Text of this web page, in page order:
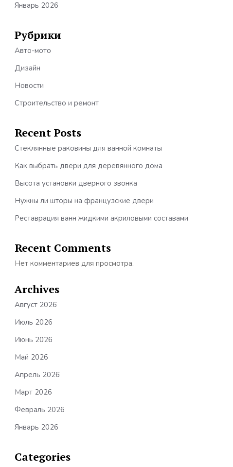
Январь 2026
Рубрики
Авто-мото
Дизайн
Новости
Строительство и ремонт
Recent Posts
Стеклянные раковины для ванной комнаты
Как выбрать двери для деревянного дома
Высота установки дверного звонка
Нужны ли шторы на французские двери
Реставрация ванн жидкими акриловыми составами
Recent Comments
Нет комментариев для просмотра.
Archives
Август 2026
Июль 2026
Июнь 2026
Май 2026
Апрель 2026
Март 2026
Февраль 2026
Январь 2026
Categories